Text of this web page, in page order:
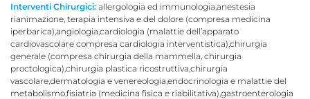
Interventi Chirurgici: allergologia ed immunologia,anestesia
rianimazione, terapia intensiva e del dolore (compresa medicina
iperbarica),angiologia,cardiologia (malattie dell’apparato
cardiovascolare compresa cardiologia interventistica),chirurgia
generale (compresa chirurgia della mammella, chirurgia
proctologica),chirurgia plastica ricostruttiva,chirurgia
vascolare,dermatologia e venereologia,endocrinologia e malattie del
metabolismo,fisiatria (medicina fisica e riabilitativa),gastroenterologia